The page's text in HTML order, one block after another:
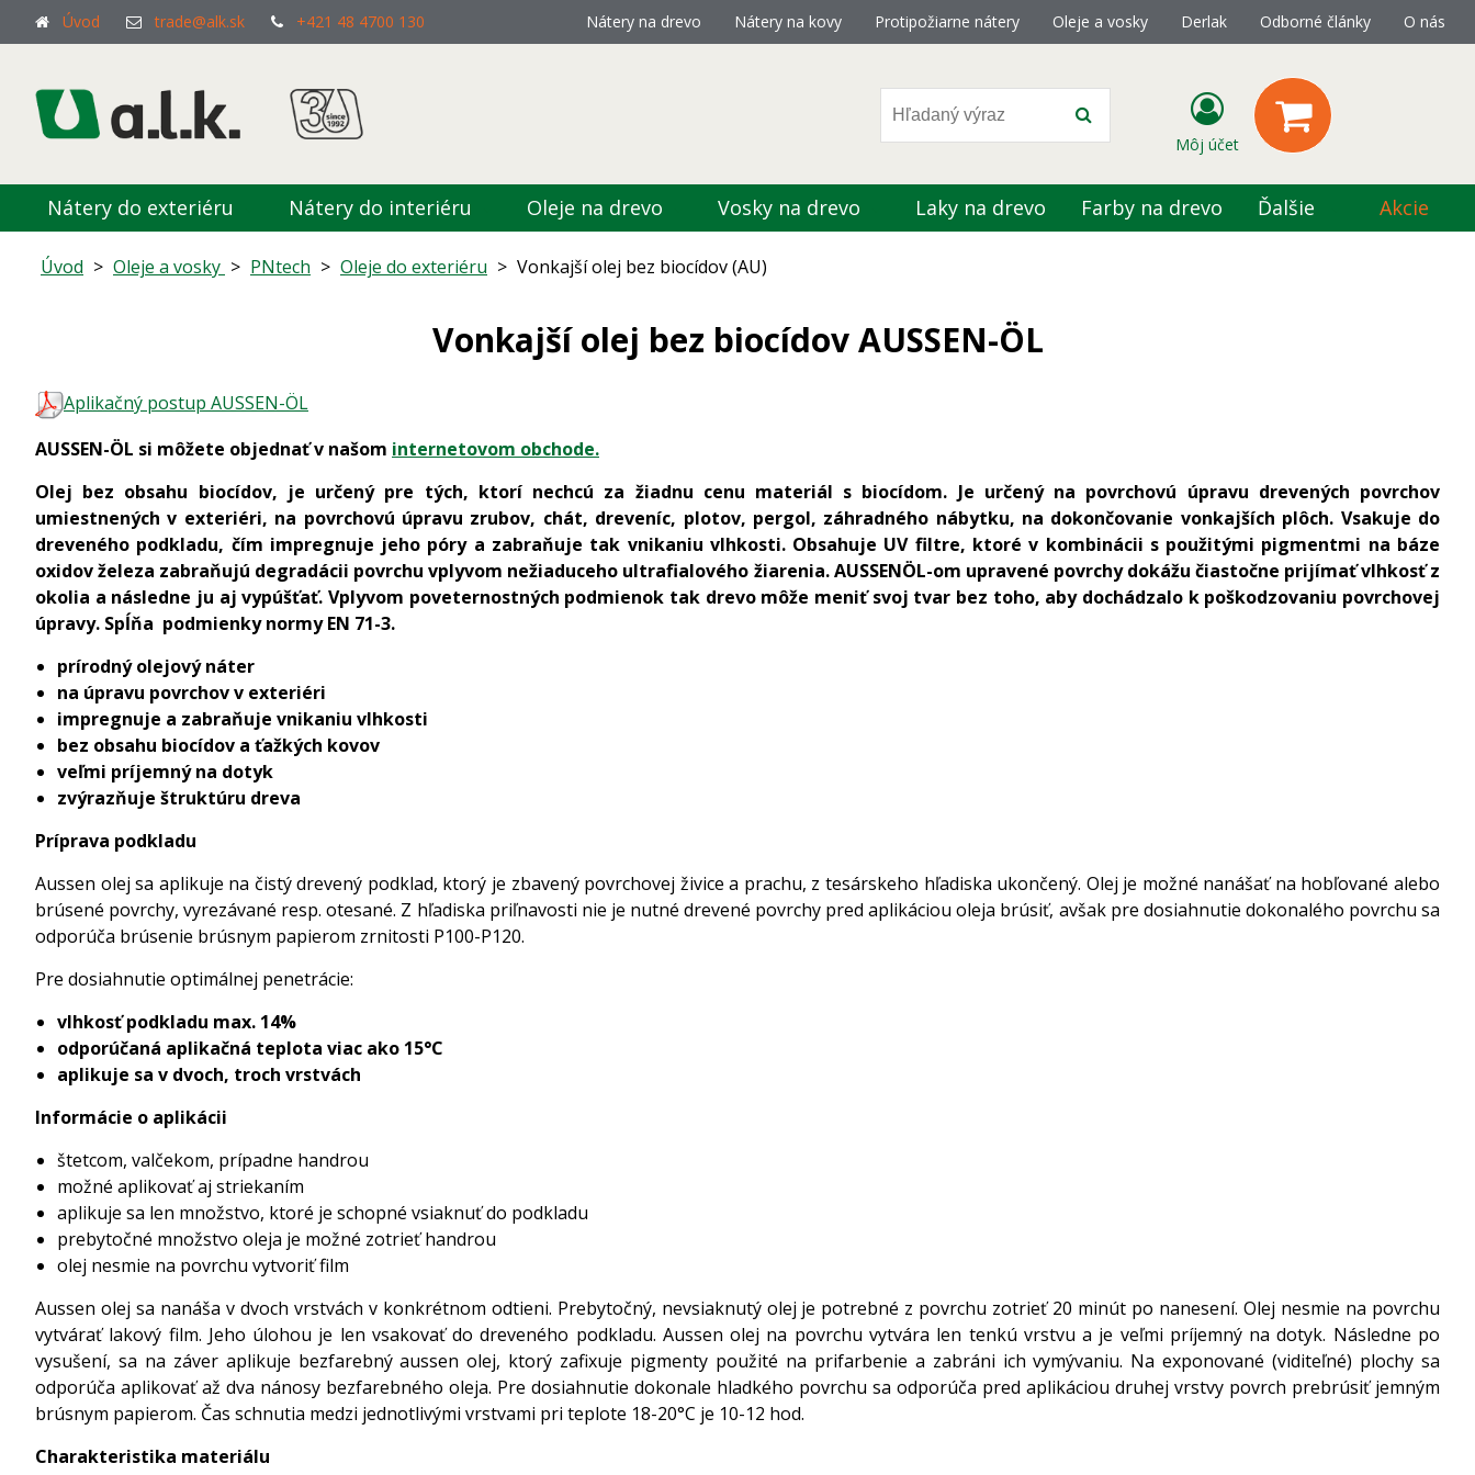
Úvod trade@alk.sk +421 48 4700 130 Nátery na drevo Nátery na kovy Protipožiarne nátery Oleje a vosky Derlak Odborné články O nás
Môj účet
Nátery do exteriéru Nátery do interiéru Oleje na drevo Vosky na drevo Laky na drevo Farby na drevo Ďalšie Akcie
Úvod > Oleje a vosky > PNtech > Oleje do exteriéru > Vonkajší olej bez biocídov (AU)
Vonkajší olej bez biocídov AUSSEN-ÖL
Aplikačný postup AUSSEN-ÖL
AUSSEN-ÖL si môžete objednať v našom internetovom obchode.
Olej bez obsahu biocídov, je určený pre tých, ktorí nechcú za žiadnu cenu materiál s biocídom. Je určený na povrchovú úpravu drevených povrchov
umiestnených v exteriéri, na povrchovú úpravu zrubov, chát, dreveníc, plotov, pergol, záhradného nábytku, na dokončovanie vonkajších plôch. Vsakuje do
dreveného podkladu, čím impregnuje jeho póry a zabraňuje tak vnikaniu vlhkosti. Obsahuje UV filtre, ktoré v kombinácii s použitými pigmentmi na báze
oxidov železa zabraňujú degradácii povrchu vplyvom nežiaduceho ultrafialového žiarenia. AUSSENÖL-om upravené povrchy dokážu čiastočne prijímať vlhkosť z
okolia a následne ju aj vypúšťať. Vplyvom poveternostných podmienok tak drevo môže meniť svoj tvar bez toho, aby dochádzalo k poškodzovaniu povrchovej
úpravy. Spĺňa podmienky normy EN 71-3.
prírodný olejový náter
na úpravu povrchov v exteriéri
impregnuje a zabraňuje vnikaniu vlhkosti
bez obsahu biocídov a ťažkých kovov
veľmi príjemný na dotyk
zvýrazňuje štruktúru dreva
Príprava podkladu
Aussen olej sa aplikuje na čistý drevený podklad, ktorý je zbavený povrchovej živice a prachu, z tesárskeho hľadiska ukončený. Olej je možné nanášať na hobľované alebo
brúsené povrchy, vyrezávané resp. otesané. Z hľadiska priľnavosti nie je nutné drevené povrchy pred aplikáciou oleja brúsiť, avšak pre dosiahnutie dokonalého povrchu sa
odporúča brúsenie brúsnym papierom zrnitosti P100-P120.
Pre dosiahnutie optimálnej penetrácie:
vlhkosť podkladu max. 14%
odporúčaná aplikačná teplota viac ako 15°C
aplikuje sa v dvoch, troch vrstvách
Informácie o aplikácii
štetcom, valčekom, prípadne handrou
možné aplikovať aj striekaním
aplikuje sa len množstvo, ktoré je schopné vsiaknuť do podkladu
prebytočné množstvo oleja je možné zotrieť handrou
olej nesmie na povrchu vytvoriť film
Aussen olej sa nanáša v dvoch vrstvách v konkrétnom odtieni. Prebytočný, nevsiaknutý olej je potrebné z povrchu zotrieť 20 minút po nanesení. Olej nesmie na povrchu
vytvárať lakový film. Jeho úlohou je len vsakovať do dreveného podkladu. Aussen olej na povrchu vytvára len tenkú vrstvu a je veľmi príjemný na dotyk. Následne po
vysušení, sa na záver aplikuje bezfarebný aussen olej, ktorý zafixuje pigmenty použité na prifarbenie a zabráni ich vymývaniu. Na exponované (viditeľné) plochy sa
odporúča aplikovať až dva nánosy bezfarebného oleja. Pre dosiahnutie dokonale hladkého povrchu sa odporúča pred aplikáciou druhej vrstvy povrch prebrúsiť jemným
brúsnym papierom. Čas schnutia medzi jednotlivými vrstvami pri teplote 18-20°C je 10-12 hod.
Charakteristika materiálu